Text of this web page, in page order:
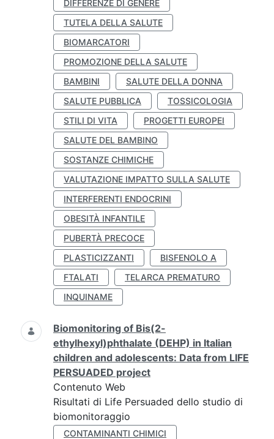
DIFFERENZE DI GENERE
TUTELA DELLA SALUTE
BIOMARCATORI
PROMOZIONE DELLA SALUTE
BAMBINI
SALUTE DELLA DONNA
SALUTE PUBBLICA
TOSSICOLOGIA
STILI DI VITA
PROGETTI EUROPEI
SALUTE DEL BAMBINO
SOSTANZE CHIMICHE
VALUTAZIONE IMPATTO SULLA SALUTE
INTERFERENTI ENDOCRINI
OBESITÀ INFANTILE
PUBERTÀ PRECOCE
PLASTICIZZANTI
BISFENOLO A
FTALATI
TELARCA PREMATURO
INQUINAME
Biomonitoring of Bis(2-
ethylhexyl)phthalate (DEHP) in Italian
children and adolescents: Data from LIFE
PERSUADED project
Contenuto Web
Risultati di Life Persuaded dello studio di
biomonitoraggio
CONTAMINANTI CHIMICI